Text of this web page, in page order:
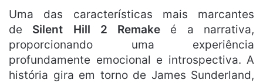
Uma das características mais marcantes
de Silent Hill 2 Remake é a narrativa,
proporcionando uma experiência
profundamente emocional e introspectiva. A
história gira em torno de James Sunderland,